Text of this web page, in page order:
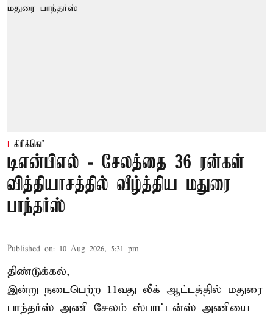
கிரிக்கெட்
டிஎன்பிஎல் - சேலத்தை 36 ரன்கள்
வித்தியாசத்தில் வீழ்த்திய மதுரை
பாந்தர்ஸ்
Published on: 10 Aug 2026, 5:31 pm
திண்டுக்கல்,
இன்று நடைபெற்ற 11வது லீக் ஆட்டத்தில் மதுரை
பாந்தர்ஸ் அணி சேலம் ஸ்பாட்டன்ஸ் அணியை